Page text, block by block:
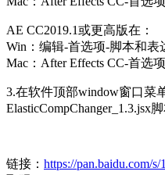
AE CC2019.1或更高版在：
Win：编辑-首选项-脚本和表
Mac：After Effects CC-首选
3.在软件顶部window窗口菜
ElasticCompChanger_1.3.jsx
链接： https://pan.baidu.com/